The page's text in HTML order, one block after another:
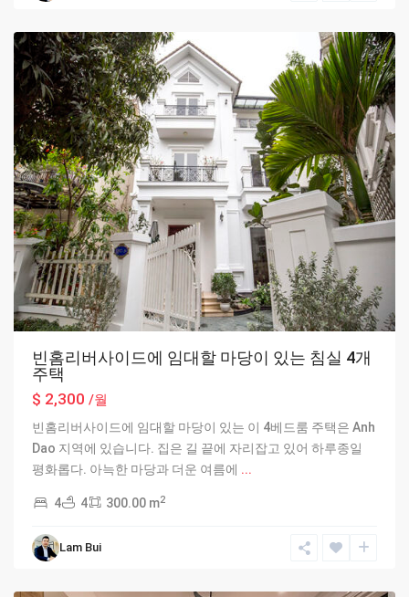
빈홈리버사이드에 임대할 마당이 있는 침실 4개
주택
$ 2,300 /월
빈홈리버사이드에 임대할 마당이 있는 이 4베드룸 주택은 Anh
Dao 지역에 있습니다. 집은 길 끝에 자리잡고 있어 하루종일
평화롭다. 아늑한 마당과 더운 여름에 ...
4 4 300.00 m2
Lam Bui
Ciputra
Hanoi,